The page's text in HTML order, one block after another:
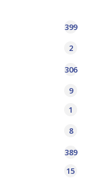
399
2
306
9
1
8
389
15